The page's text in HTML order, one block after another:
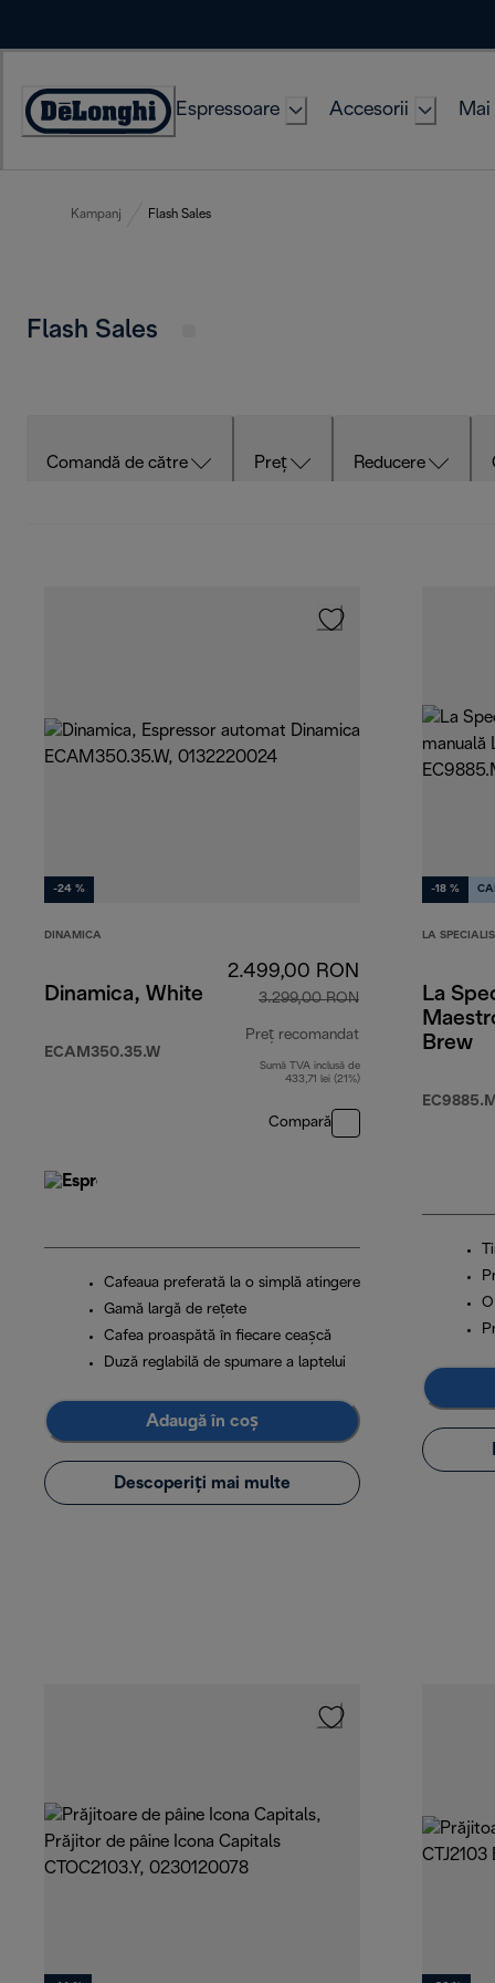
Accessibility
Espressoare Accesorii
Kampanj Flash Sales
Flash Sales
Comandă de către Preț Reducere
-24 %
DINAMICA
Dinamica, White
ECAM350.35.W
2.499,00 RON
3.299,00 RON
Preț recomandat
preț inițial
Sumă TVA inclusă de
433,71 lei (21%)
Compară
Cafeaua preferată la o simplă atingere
Gamă largă de rețete
Cafea proaspătă în fiecare ceașcă
Duză reglabilă de spumare a laptelui
Adaugă în coș
Descoperiți mai multe
-18 %
LA
La
Brew